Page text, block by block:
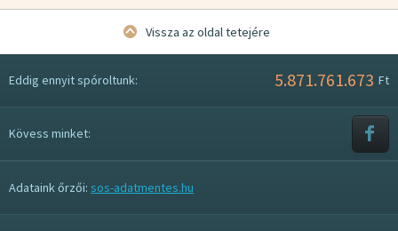
Vissza az oldal tetejére
Eddig ennyit spóroltunk: 5.871.761.673 Ft
Kövess minket:
Adataink őrzői: sos-adatmentes.hu